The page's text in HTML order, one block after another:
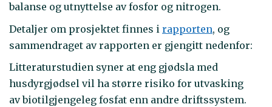
balanse og utnyttelse av fosfor og nitrogen.
Detaljer om prosjektet finnes i rapporten, og
sammendraget av rapporten er gjengitt nedenfor:
Litteraturstudien syner at eng gjødsla med
husdyrgjødsel vil ha større risiko for utvasking
av biotilgjengeleg fosfat enn andre driftssystem.